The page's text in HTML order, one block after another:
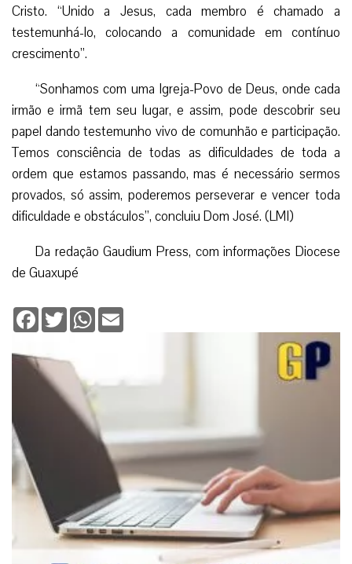
Cristo. “Unido a Jesus, cada membro é chamado a
testemunhá-lo, colocando a comunidade em contínuo
crescimento”.
“Sonhamos com uma Igreja-Povo de Deus, onde cada
irmão e irmã tem seu lugar, e assim, pode descobrir seu
papel dando testemunho vivo de comunhão e participação.
Temos consciência de todas as dificuldades de toda a
ordem que estamos passando, mas é necessário sermos
provados, só assim, poderemos perseverar e vencer toda
dificuldade e obstáculos”, concluiu Dom José. (LMI)
Da redação Gaudium Press, com informações Diocese
de Guaxupé
Facebook
TwitterWhatsApp